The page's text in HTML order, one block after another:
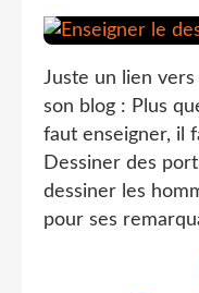
Juste un lien
son blog : Plus
faut enseigner, il
Dessiner des
dessiner les
pour ses